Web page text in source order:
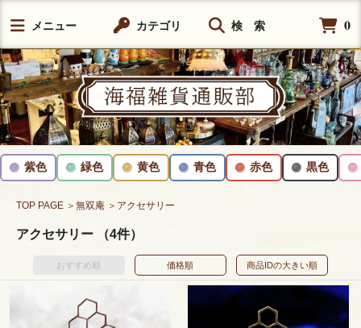
メニュー カテゴリ 検 索 0
紫色 緑色 黄色 青色 赤色 黒色
TOP PAGE ＞無双庵 ＞アクセサリー
アクセサリー （4件）
おすすめ順 価格順 商品IDの大きい順